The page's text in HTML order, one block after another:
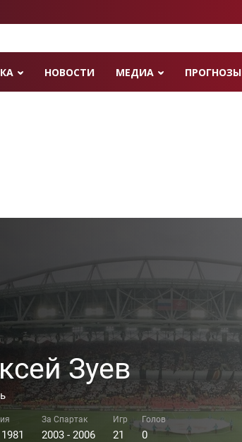
НОВОСТИ МЕДИА ПРОГНОЗЫ
Зуев
2003 - 2006 21 0